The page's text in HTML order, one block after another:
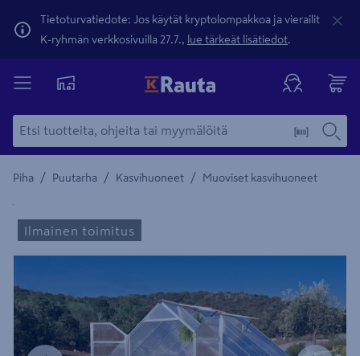
Tietoturvatiedote: Jos käytät kryptolompakkoa ja vierailit
K-ryhmän verkkosivuilla 27.7., lue tärkeät lisätiedot.
Piha / Puutarha / Kasvihuoneet / Muoviset kasvihuoneet
Yksityiskohtainen kuvaus löytyy Tuotteen kuvaus -
Ilmainen toimitus